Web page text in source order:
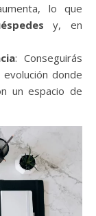
lo que
y, en
: Conseguirás
donde
un espacio de